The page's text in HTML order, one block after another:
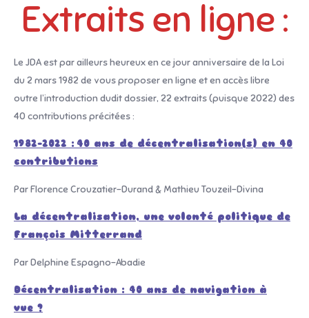
Extraits en ligne :
Le JDA est par ailleurs heureux en ce jour anniversaire de la Loi
du 2 mars 1982 de vous proposer en ligne et en accès libre
outre l’introduction dudit dossier, 22 extraits (puisque 2022) des
40 contributions précitées :
1982-2022 : 40 ans de décentralisation(s) en 40
contributions
Par Florence Crouzatier-Durand & Mathieu Touzeil-Divina
La décentralisation, une volonté politique de
François Mitterrand
Par Delphine Espagno-Abadie
Décentralisation : 40 ans de navigation à
vue ?